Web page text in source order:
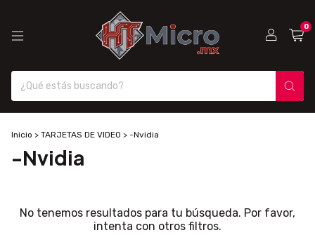
0
Inicio > TARJETAS DE VIDEO > -Nvidia
-Nvidia
No tenemos resultados para tu búsqueda. Por favor,
intenta con otros filtros.